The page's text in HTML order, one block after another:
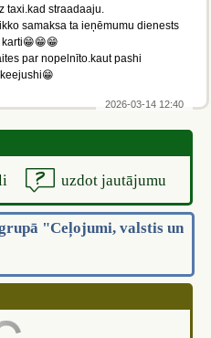
taxi.kad straadaaju.
samaksa ta ieņēmumu dienests
par nopelnīto.kaut pashi
2026-03-14 12:40
uzdot jautājumu
"Ceļojumi, valstis un